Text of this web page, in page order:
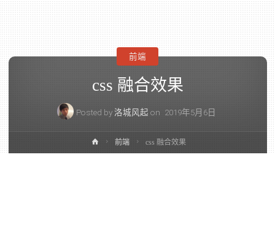
css 融合效果
Posted by 洛城风起 on 2019年5月6日
前端
前端 css 融合效果